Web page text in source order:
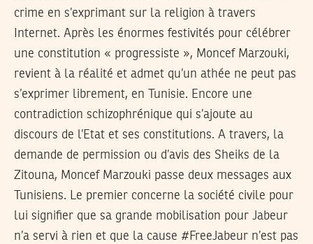
crime en s’exprimant sur la religion à travers
Internet. Après les énormes festivités pour célébrer
une constitution « progressiste », Moncef Marzouki,
revient à la réalité et admet qu’un athée ne peut pas
s’exprimer librement, en Tunisie. Encore une
contradiction schizophrénique qui s’ajoute au
discours de l’Etat et ses constitutions. A travers, la
demande de permission ou d’avis des Sheiks de la
Zitouna, Moncef Marzouki passe deux messages aux
Tunisiens. Le premier concerne la société civile pour
lui signifier que sa grande mobilisation pour Jabeur
n’a servi à rien et que la cause #FreeJabeur n’est pas